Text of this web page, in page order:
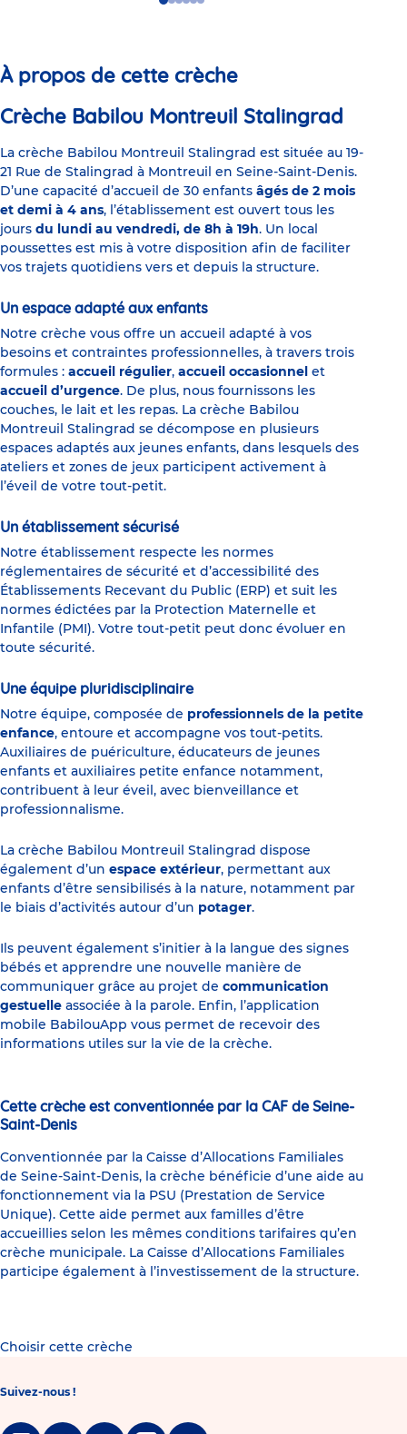
GoGoGoGo
GoGo
À propos de cette crèche
Crèche Babilou Montreuil Stalingrad
La crèche Babilou Montreuil Stalingrad est située au 19-
21 Rue de Stalingrad à Montreuil en Seine-Saint-Denis.
D’une capacité d’accueil de 30 enfants âgés de 2 mois
et demi à 4 ans, l’établissement est ouvert tous les
jours du lundi au vendredi, de 8h à 19h. Un local
poussettes est mis à votre disposition afin de faciliter
vos trajets quotidiens vers et depuis la structure.
Un espace adapté aux enfants
Notre crèche vous offre un accueil adapté à vos
besoins et contraintes professionnelles, à travers trois
formules : accueil régulier, accueil occasionnel et
accueil d’urgence. De plus, nous fournissons les
couches, le lait et les repas. La crèche Babilou
Montreuil Stalingrad se décompose en plusieurs
espaces adaptés aux jeunes enfants, dans lesquels des
ateliers et zones de jeux participent activement à
l’éveil de votre tout-petit.
Un établissement sécurisé
Notre établissement respecte les normes
réglementaires de sécurité et d’accessibilité des
Établissements Recevant du Public (ERP) et suit les
normes édictées par la Protection Maternelle et
Infantile (PMI). Votre tout-petit peut donc évoluer en
toute sécurité.
Une équipe pluridisciplinaire
Notre équipe, composée de professionnels de la petite
enfance, entoure et accompagne vos tout-petits.
Auxiliaires de puériculture, éducateurs de jeunes
enfants et auxiliaires petite enfance notamment,
contribuent à leur éveil, avec bienveillance et
professionnalisme.
La crèche Babilou Montreuil Stalingrad dispose
également d’un espace extérieur, permettant aux
enfants d’être sensibilisés à la nature, notamment par
le biais d’activités autour d’un potager.
Ils peuvent également s’initier à la langue des signes
bébés et apprendre une nouvelle manière de
communiquer grâce au projet de communication
gestuelle associée à la parole. Enfin, l’application
mobile BabilouApp vous permet de recevoir des
informations utiles sur la vie de la crèche.
Cette crèche est conventionnée par la CAF de Seine-
Saint-Denis
Conventionnée par la Caisse d’Allocations Familiales
de Seine-Saint-Denis, la crèche bénéficie d’une aide au
fonctionnement via la PSU (Prestation de Service
Unique). Cette aide permet aux familles d’être
accueillies selon les mêmes conditions tarifaires qu’en
crèche municipale. La Caisse d’Allocations Familiales
participe également à l’investissement de la structure.
Choisir cette crèche
Suivez-nous !